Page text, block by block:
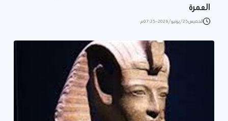
العمرة
الخميس 25/يونيو/2026 - 07:25 م